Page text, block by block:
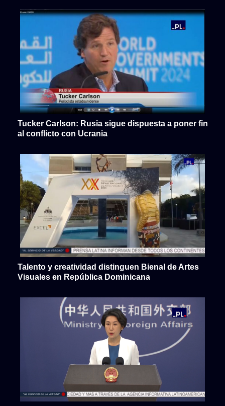
Tucker Carlson: Rusia sigue dispuesta a poner fin
al conflicto con Ucrania
Talento y creatividad distinguen Bienal de Artes
Visuales en República Dominicana